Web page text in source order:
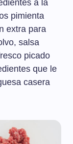
a la
pimienta
extra para
salsa
picado
que le
casera